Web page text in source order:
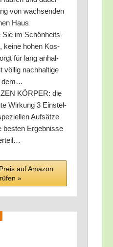
von wach­sen­den
Haus
Sie im Schön­heits­
kei­ne hohen Kos­
für lang anhal­
völ­lig nach­hal­ti­ge
dem…
KÖRPER: die
Wir­kung 3 Ein­stel­
Auf­sät­ze
bes­ten Ergeb­nis­se
auf Ama­zon
»